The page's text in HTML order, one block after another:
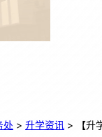
处 > 升学资讯 > 【